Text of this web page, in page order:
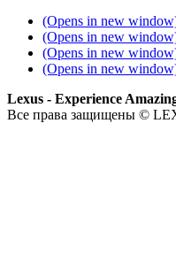
(Opens in new
(Opens in new
(Opens in new
(Opens in new
Lexus - Experience
Все права защищены ©